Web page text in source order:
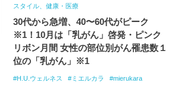
スタイル、健康・医療
30代から急増、40〜60代がピーク
※1！10月は「乳がん」啓発・ピンク
リボン月間 女性の部位別がん罹患数１
位の「乳がん」※1
H.U.ウェルネス ミエルカラ
mierukara